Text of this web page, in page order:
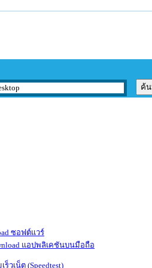
ซอฟต์แวร์
แอปพลิเคชันบนมือถือ
ร็วเน็ต (Speedtest)